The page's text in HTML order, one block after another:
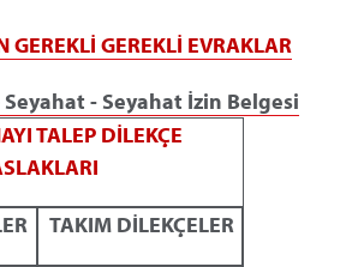
GEREKLİ GEREKLİ EVRAKLAR
- Seyahat İzin Belgesi
TALEP DİLEKÇE
TAKIM DİLEKÇELER